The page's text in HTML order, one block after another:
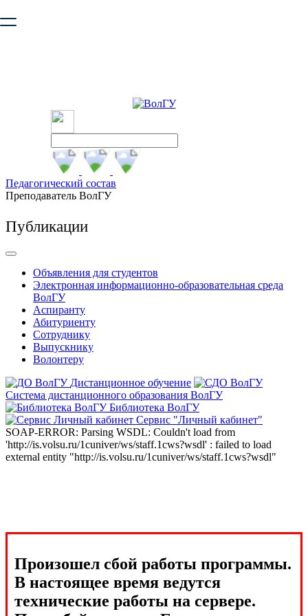
безопасную работу с сайтом. Пожалуйста
Педагогический состав
Преподаватель ВолГУ
Публикации
Объявления для студентов
Электронная информационно-образовательная среда
ВолГУ
Аспиранту
Абитуриенту
Сотруднику
Выпускнику
Волонтеру
Дистанционное обучение
Система дистанционного образования ВолГУ
Библиотека ВолГУ
Сервис "Личный кабинет"
SOAP-ERROR: Parsing WSDL: Couldn't load from
'http://is.volsu.ru/1cuniver/ws/staff.1cws?wsdl' : failed to load
external entity "http://is.volsu.ru/1cuniver/ws/staff.1cws?wsdl"
Произошел сбой работы программы.
В настоящее время ведутся
технические работы на сервере.